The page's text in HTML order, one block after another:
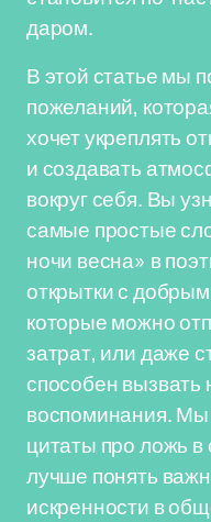
даром.
В этой статье мы
пожеланий,
хочет укреплять
и создавать
вокруг себя. Вы
самые простые
ночи весна» в
открытки с
которые можно
затрат, или даже
способен вызвать
воспоминания. Мы
цитаты про ложь
лучше понять
искренности в